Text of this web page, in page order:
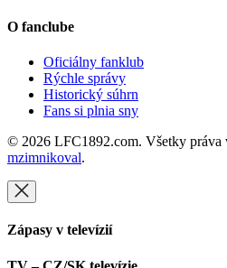
O fanclube
Oficiálny fanklub
Rýchle správy
Historický súhrn
Fans si plnia sny
© 2026 LFC1892.com. Všetky práva
mzimnikoval.
Zápasy v televízií